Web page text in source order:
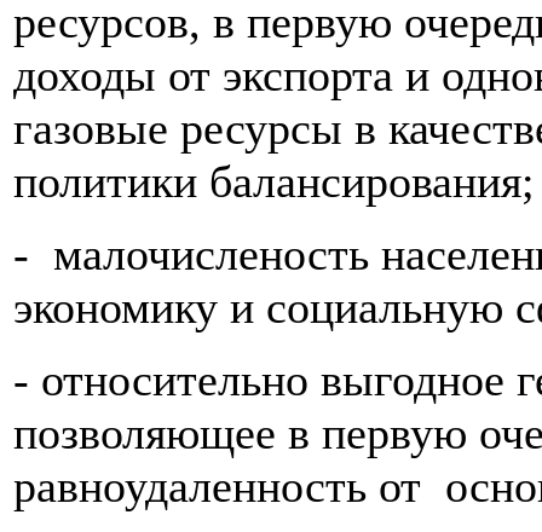
ресурсов, в первую
доходы от экспорта и
газовые ресурсы в
политики балансирования;
- малочисленость
экономику и социальную
- относительно выгодное
позволяющее в первую
равноудаленность от